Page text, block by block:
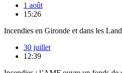
1 août
15:26
Incendies en Gironde et dans les
30 juillet
12:39